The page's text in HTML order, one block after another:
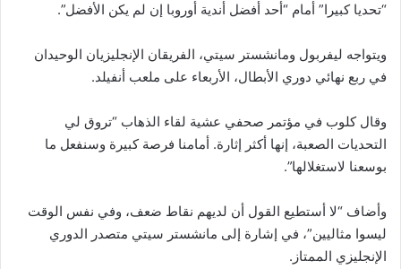
“تحديا كبيرا” أمام “أحد أفضل أندية أوروبا إن لم يكن الأفضل”.
ويتواجه ليفربول ومانشستر سيتي، الفريقان الإنجليزيان الوحيدان
في ربع نهائي دوري الأبطال، الأربعاء على ملعب أنفيلد.
وقال كلوب في مؤتمر صحفي عشية لقاء الذهاب “تروق لي
التحديات الصعبة، إنها أكثر إثارة. أمامنا فرصة كبيرة وسنفعل ما
بوسعنا لاستغلالها”.
وأضاف “لا أستطيع القول أن لديهم نقاط ضعف، وفي نفس الوقت
ليسوا مثاليين”، في إشارة إلى مانشستر سيتي متصدر الدوري
الإنجليزي الممتاز.